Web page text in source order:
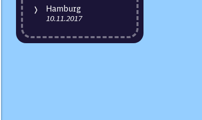
Hamburg
10.11.2017